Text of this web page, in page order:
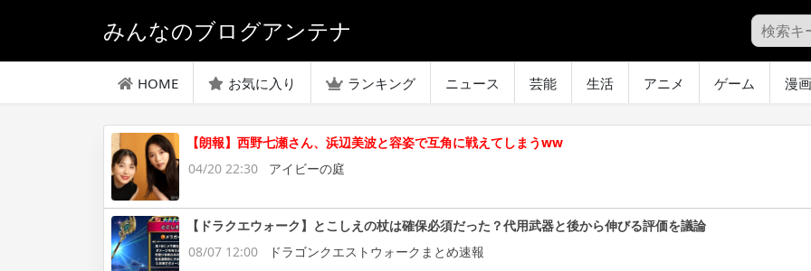
みんなのブログアンテナ
HOME お気に入り ランキング ニュース 芸能 生活 アニメ ゲーム 漫画
【朗報】西野七瀬さん、浜辺美波と容姿で互角に戦えてしまうww
04/20 22:30
アイビーの庭
【ドラクエウォーク】とこしえの杖は確保必須だった？代用武器と後から伸びる評価を議論
08/07 12:00
ドラゴンクエストウォークまとめ速報